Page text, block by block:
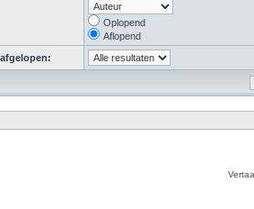
Oplopend
Aflopend